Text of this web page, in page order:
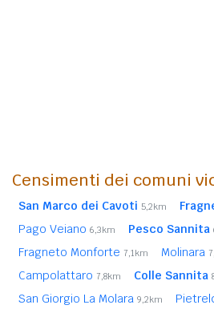
Censimenti dei comuni
San Marco dei Cavoti 5,2km
Pago Veiano 6,3km Pesco Sannita
Fragneto Monforte 7,1km Molinara
Campolattaro 7,8km Colle Sannita
San Giorgio La Molara 9,2km